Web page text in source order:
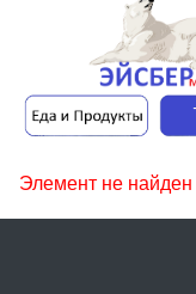
Элемент не найден